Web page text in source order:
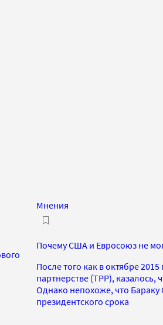
Мнения
Почему США и Евросоюз не
После того как в октябре
партнерстве (TPP),
Однако непохоже, что Бараку
президентского срока